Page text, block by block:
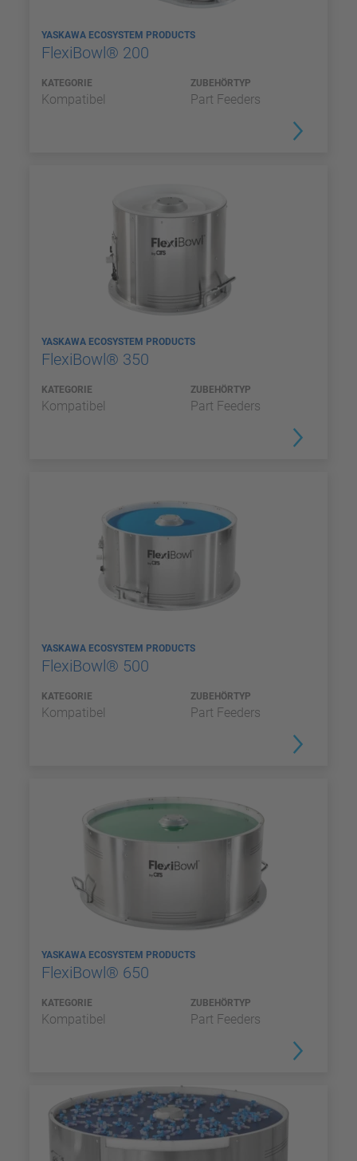
YASKAWA ECOSYSTEM PRODUCTS
FlexiBowl® 200
KATEGORIE
Kompatibel
ZUBEHÖRTYP
Part Feeders
YASKAWA ECOSYSTEM PRODUCTS
FlexiBowl® 350
KATEGORIE
Kompatibel
ZUBEHÖRTYP
Part Feeders
YASKAWA ECOSYSTEM PRODUCTS
FlexiBowl® 500
KATEGORIE
Kompatibel
ZUBEHÖRTYP
Part Feeders
YASKAWA ECOSYSTEM PRODUCTS
FlexiBowl® 650
KATEGORIE
Kompatibel
ZUBEHÖRTYP
Part Feeders